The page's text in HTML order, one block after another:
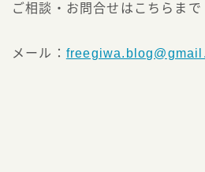
ご相談・お問合せはこちらまで
メール：